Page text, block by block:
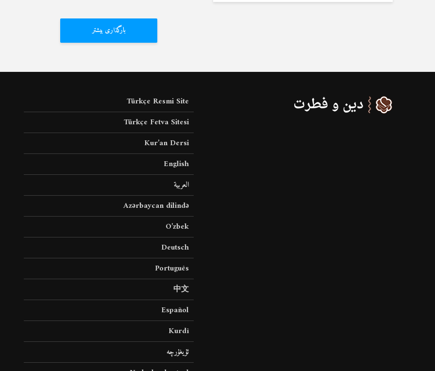
بارگذاری بیشتر
Türkçe Resmi Site
Türkçe Fetva Sitesi
Kur’an Dersi
English
العربية
Azərbaycan dilində
O’zbek
Deutsch
Português
中文
Español
Kurdî
ئۇيغۇرچە